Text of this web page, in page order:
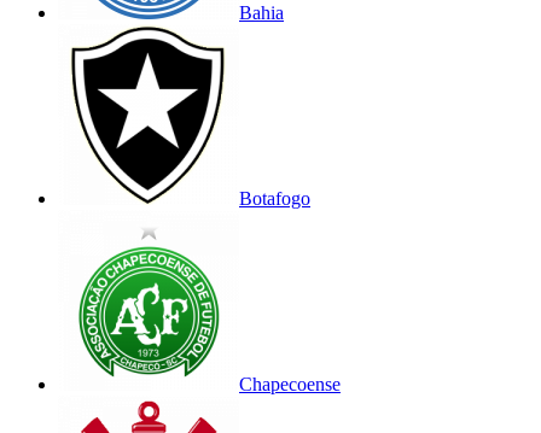
Bahia
Botafogo
Chapecoense